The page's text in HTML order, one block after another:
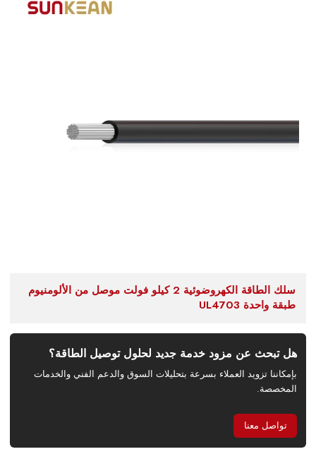
سلك الطاقة الكهروضوئية 2 كيلو فولت موصل من الألومنيوم
طبقة واحدة UL4703
هل تبحث عن مزود خدمة جديد لحلول توصيل الطاقة؟
بإمكاننا تزويد العملاء بسرعة بتحليلات السوق والدعم الفني والخدمات
المخصصة.
تواصل معنا